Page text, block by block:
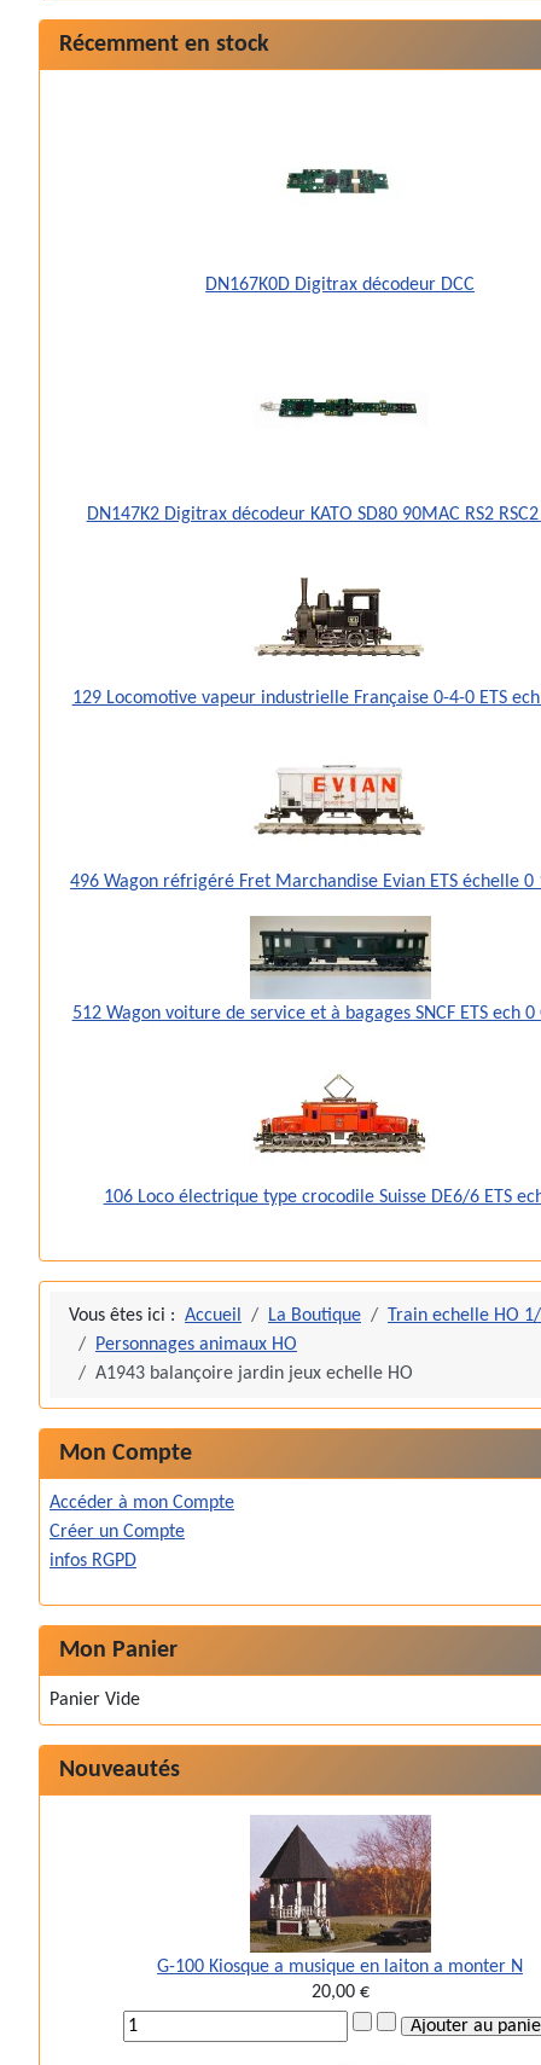
Récemment en stock
DN167K0D Digitrax décodeur DCC
DN147K2 Digitrax décodeur KATO SD80 90MAC RS2 RSC2
129 Locomotive vapeur industrielle Française 0-4-0 ETS
496 Wagon réfrigéré Fret Marchandise Evian ETS échelle 0
512 Wagon voiture de service et à bagages SNCF ETS ech
106 Loco électrique type crocodile Suisse DE6/6 ETS
Vous êtes ici : Accueil La Boutique
Train echelle HO
Personnages animaux HO
A1943 balançoire jardin jeux echelle HO
Mon Compte
Accéder à mon Compte
Créer un Compte
infos RGPD
Mon Panier
Panier Vide
Nouveautés
G-100 Kiosque a musique en laiton a monter N
20,00 €